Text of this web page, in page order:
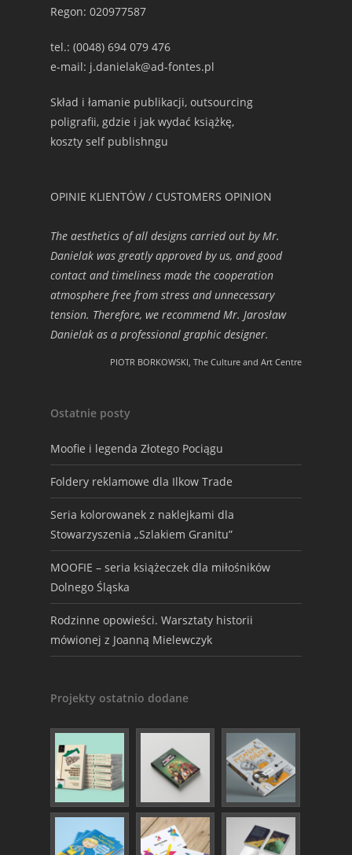
Regon: 020977587
tel.: (0048) 694 079 476
e-mail: j.danielak@ad-fontes.pl
Skład i łamanie publikacji, outsourcing
poligrafii, gdzie i jak wydać książkę,
koszty self publishngu
OPINIE KLIENTÓW / CUSTOMERS OPINION
The aesthetics of all designs carried out by Mr.
Danielak was greatly approved by us, and good
contact and timeliness made the cooperation
atmosphere free from stress and unnecessary
tension. Therefore, we recommend Mr. Jarosław
Danielak as a professional graphic designer.
PIOTR BORKOWSKI, The Culture and Art Centre
Ostatnie posty
Moofie i legenda Złotego Pociągu
Foldery reklamowe dla Ilkow Trade
Seria kolorowanek z naklejkami dla
Stowarzyszenia „Szlakiem Granitu”
MOOFIE – seria książeczek dla miłośników
Dolnego Śląska
Rodzinne opowieści. Warsztaty historii
mówionej z Joanną Mielewczyk
Projekty ostatnio dodane